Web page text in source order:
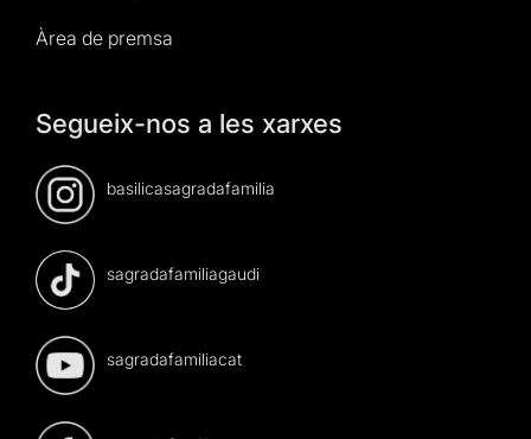
Àrea de premsa
Segueix-nos a les xarxes
basilicasagradafamilia
sagradafamiliagaudi
sagradafamiliacat